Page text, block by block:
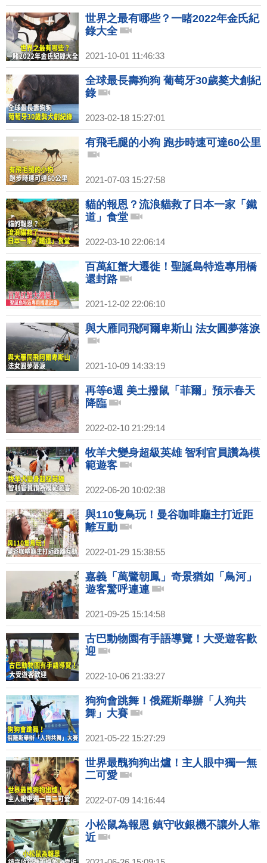
世界之最有哪些？一睹2022年金氏紀
錄大全
2021-10-01 11:46:33
全球最長壽狗狗 葡萄牙30歲獒犬創紀
錄
2023-02-18 15:27:01
有飛毛腿的小狗 跑步時速可達60公里
2021-07-03 15:27:58
貓的報恩？流浪貓救了日本一家「鐵
道」食堂
2022-03-10 22:06:14
百萬紅蟹大遷徙！聖誕島特造專用橋
還封路
2021-12-02 22:06:10
與大雁同飛阿爾卑斯山 法女圓夢落淚
2021-10-09 14:33:19
再等6週 美土撥鼠「菲爾」預示春天
降臨
2022-02-10 21:29:14
牧羊犬變身超級英雄 智利官員讚為模
範遊客
2022-06-20 10:02:38
與110隻鳥玩！曼谷咖啡廳主打近距
離互動
2022-01-29 15:38:55
嘉義「萬鷺朝鳳」奇景猶如「鳥河」
遊客驚呼連連
2021-09-25 15:14:58
古巴動物園有手語導覽！大受遊客歡
迎
2022-10-06 21:33:27
狗狗會跳舞！俄羅斯舉辦「人狗共
舞」大賽
2021-05-22 15:27:29
世界最醜狗狗出爐！主人眼中獨一無
二可愛
2022-07-09 14:16:44
小松鼠為報恩 鎮守收銀機不讓外人靠
近